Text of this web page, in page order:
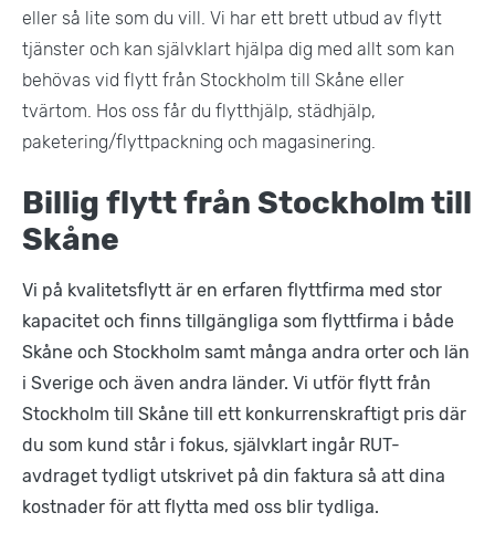
eller så lite som du vill. Vi har ett brett utbud av flytt
tjänster och kan självklart hjälpa dig med allt som kan
behövas vid flytt från Stockholm till Skåne eller
tvärtom. Hos oss får du flytthjälp, städhjälp,
paketering/flyttpackning och magasinering.
Billig flytt från Stockholm till
Skåne
Vi på kvalitetsflytt är en erfaren flyttfirma med stor
kapacitet och finns tillgängliga som flyttfirma i både
Skåne och Stockholm samt många andra orter och län
i Sverige och även andra länder. Vi utför flytt från
Stockholm till Skåne till ett konkurrenskraftigt pris där
du som kund står i fokus, självklart ingår RUT-
avdraget tydligt utskrivet på din faktura så att dina
kostnader för att flytta med oss blir tydliga.